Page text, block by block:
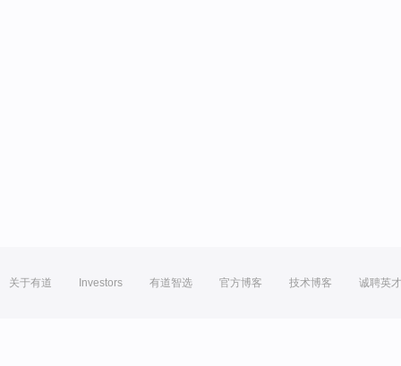
关于有道 Investors 有道智选 官方博客 技术博客 诚聘英才